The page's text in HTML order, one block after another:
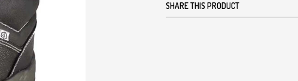
SHARE THIS PRODUCT